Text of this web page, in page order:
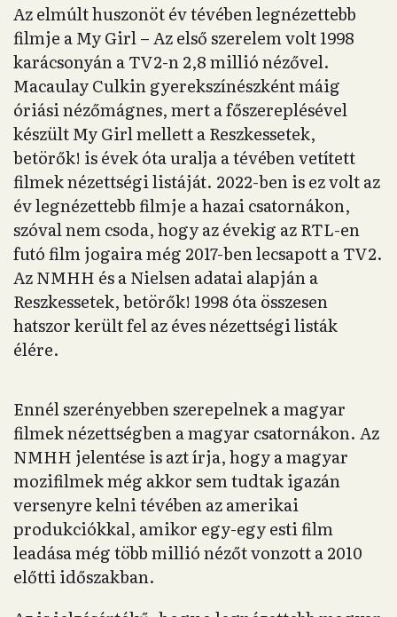
Az elmúlt huszonöt év tévében legnézettebb
filmje a My Girl – Az első szerelem volt 1998
karácsonyán a TV2-n 2,8 millió nézővel.
Macaulay Culkin gyerekszínészként máig
óriási nézőmágnes, mert a főszereplésével
készült My Girl mellett a Reszkessetek,
betörők! is évek óta uralja a tévében vetített
filmek nézettségi listáját. 2022-ben is ez volt az
év legnézettebb filmje a hazai csatornákon,
szóval nem csoda, hogy az évekig az RTL-en
futó film jogaira még 2017-ben lecsapott a TV2.
Az NMHH és a Nielsen adatai alapján a
Reszkessetek, betörők! 1998 óta összesen
hatszor került fel az éves nézettségi listák
élére.
Ennél szerényebben szerepelnek a magyar
filmek nézettségben a magyar csatornákon. Az
NMHH jelentése is azt írja, hogy a magyar
mozifilmek még akkor sem tudtak igazán
versenyre kelni tévében az amerikai
produkciókkal, amikor egy-egy esti film
leadása még több millió nézőt vonzott a 2010
előtti időszakban.